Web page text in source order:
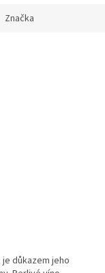
Značka
je důkazem jeho